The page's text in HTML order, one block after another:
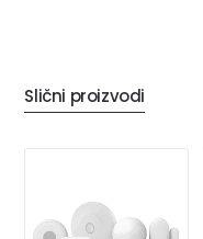
Slični proizvodi